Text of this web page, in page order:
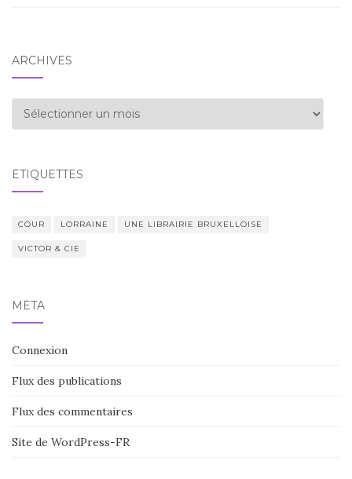
ARCHIVES
Archives
ÉTIQUETTES
COUR LORRAINE UNE LIBRAIRIE BRUXELLOISE
VICTOR & CIE
MÉTA
Connexion
Flux des publications
Flux des commentaires
Site de WordPress-FR